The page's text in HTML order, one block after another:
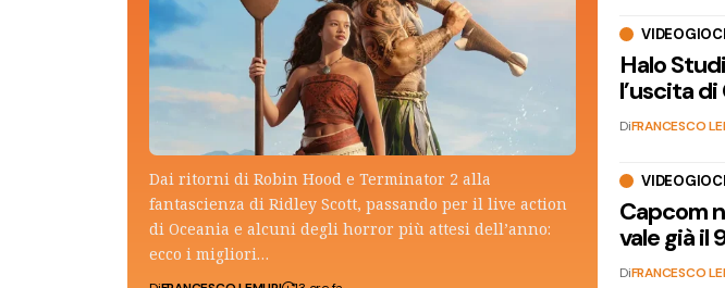
Dai ritorni di Robin Hood e Terminator 2 alla
fantascienza di Ridley Scott, passando per il live action
di Oceania e alcuni degli horror più attesi dell’anno:
ecco i migliori…
Halo
l’uscita
DiFRANCESCO
Capcom
vale già il
DiFRANCESCO